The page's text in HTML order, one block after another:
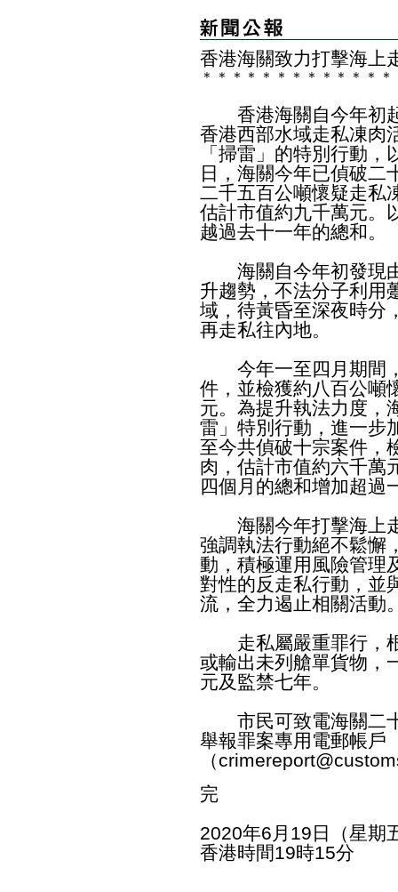
香港海關致力打擊海上
＊ ＊ ＊ ＊ ＊ ＊ ＊ ＊ ＊ ＊ ＊ ＊ ＊
香港海關自今年初起
香港西部水域走私凍肉
「掃雷」的特別行動
日，海關今年已偵破二
二千五百公噸懷疑走私
估計市值約九千萬元。
越過去十一年的總和。
海關自今年初發現由
升趨勢，不法分子利用
域，待黃昏至深夜時分
再走私往內地。
今年一至四月期間，
件，並檢獲約八百公噸
元。為提升執法力度，
雷」特別行動，進一步
至今共偵破十宗案件，
肉，估計市值約六千萬
四個月的總和增加超過
海關今年打擊海上走
強調執法行動絕不鬆懈
動，積極運用風險管理
對性的反走私行動，並
流，全力遏止相關活動
走私屬嚴重罪行，根
或輸出未列艙單貨物，
元及監禁七年。
市民可致電海關二十
舉報罪案專用電郵帳戶
（
完
2020年6月19日（星期
香港時間19時15分